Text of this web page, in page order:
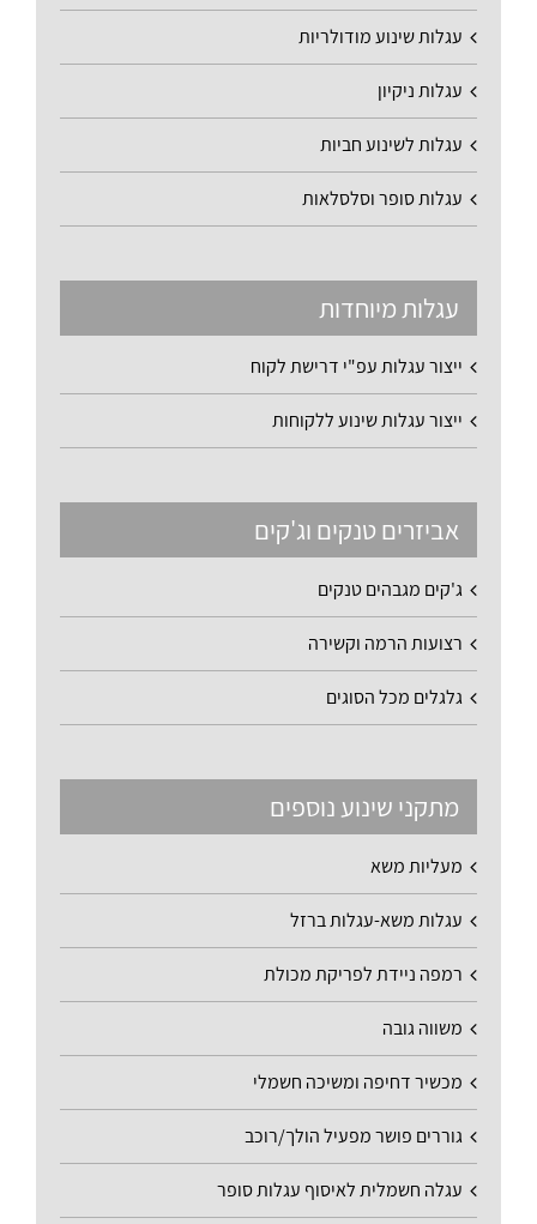
עגלות שינוע מודולריות
עגלות ניקיון
עגלות לשינוע חביות
עגלות סופר וסלסלאות
עגלות מיוחדות
ייצור עגלות עפ"י דרישת לקוח
ייצור עגלות שינוע ללקוחות
אביזרים טנקים וג'קים
ג'קים מגבהים טנקים
רצועות הרמה וקשירה
גלגלים מכל הסוגים
מתקני שינוע נוספים
מעליות משא
עגלות משא-עגלות ברזל
רמפה ניידת לפריקת מכולת
משווה גובה
מכשיר דחיפה ומשיכה חשמלי
גוררים פושר מפעיל הולך/רוכב
עגלה חשמלית לאיסוף עגלות סופר